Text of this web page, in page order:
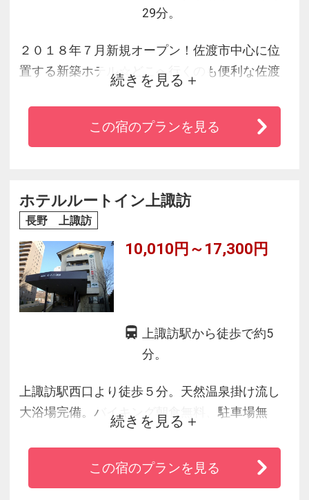
29分。
２０１８年７月新規オープン！佐渡市中心に位
置する新築ホテル☆どこへ行くのも便利な佐渡
市中心部に位置しており、ビジネス・レジャー
の拠点に最適♪また、大浴場と、シモンズ製ベッ
ドは旅の疲れを癒していただけます。屋上の山
続きを見る
この宿のプランを見る
ホテルルートイン上諏訪
長野 上諏訪
10,010円～17,300円
上諏訪駅から徒歩で約5
分。
上諏訪駅西口より徒歩５分。天然温泉掛け流し
大浴場完備。バイキング朝食無料、駐車場無
続きを見る
この宿のプランを見る